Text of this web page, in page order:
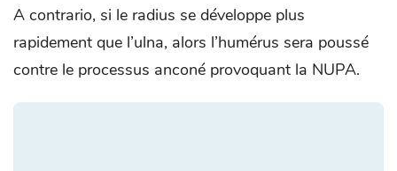
A contrario, si le radius se développe plus
rapidement que l’ulna, alors l’humérus sera poussé
contre le processus anconé provoquant la NUPA.